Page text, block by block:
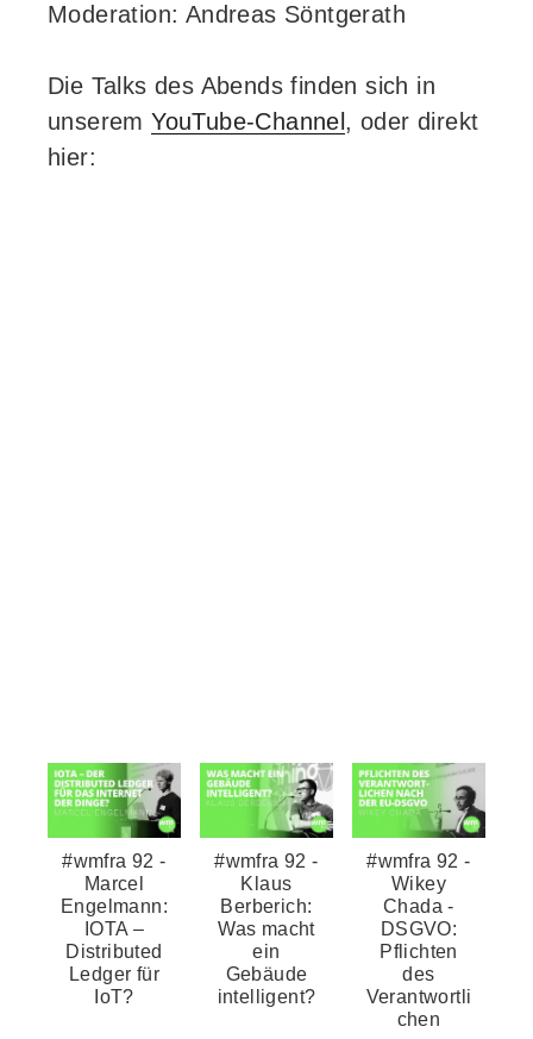
Moderation: Andreas Söntgerath
Die Talks des Abends finden sich in
unseremYouTube-Channel , oder direkt
hier:
#wmfra 92 -
Marcel
Engelmann:
IOTA –
Distributed
Ledger für
IoT?
#wmfra 92 -
Klaus
Berberich:
Was macht
ein
Gebäude
intelligent?
#wmfra 92 -
Wikey
Chada -
DSGVO:
Pflichten
des
Verantwortli
chen